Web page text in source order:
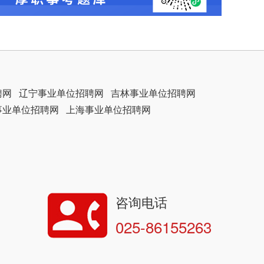
辽宁事业单位招聘网 吉林事业单位招聘网
单位招聘网 上海事业单位招聘网
咨询电话
025-86155263